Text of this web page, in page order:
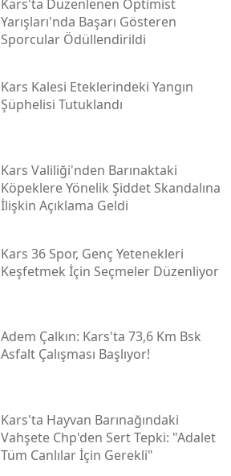
Kilis
Osmaniye
Kars'ta Düzenlenen Optimist
Yarışları'nda Başarı Gösteren
Sporcular Ödüllendirildi
Kars Kalesi Eteklerindeki Yangın
Şüphelisi Tutuklandı
Kars Valiliği'nden Barınaktaki
Köpeklere Yönelik Şiddet Skandalına
İlişkin Açıklama Geldi
Kars 36 Spor, Genç Yetenekleri
Keşfetmek İçin Seçmeler Düzenliyor
Adem Çalkın: Kars'ta 73,6 Km Bsk
Asfalt Çalışması Başlıyor!
Kars'ta Hayvan Barınağındaki
Vahşete Chp'den Sert Tepki: "adalet
Tüm Canlılar İçin Gerekli"